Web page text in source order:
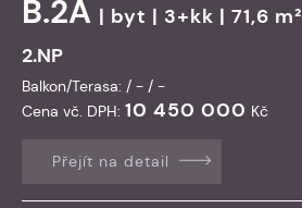
B.2A | byt | 3+kk | 71,6 m²
2.NP
Balkon/Terasa: / - / -
Cena vč. DPH: 10 450 000 Kč
Přejít na detail